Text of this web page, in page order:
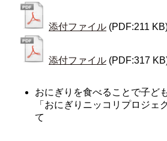
添付ファイル (PDF:211
添付ファイル (PDF:317
おにぎりを食べることで子ど
「おにぎりニッコリプロジェ
て